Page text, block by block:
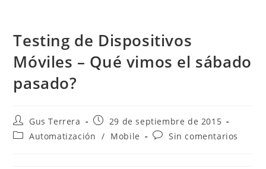
Testing de Dispositivos
Móviles – Qué vimos el sábado
pasado?
Gus Terrera
29 de septiembre de 2015
Automatización / Mobile Sin comentarios